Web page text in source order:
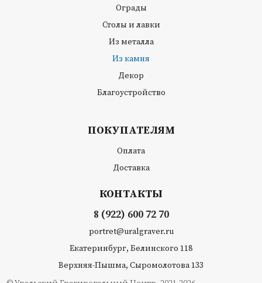
Ограды
Столы и лавки
Из металла
Из камня
Декор
Благоустройство
ПОКУПАТЕЛЯМ
Оплата
Доставка
КОНТАКТЫ
8 (922) 600 72 70
portret@uralgraver.ru
Екатеринбург, Белинского 118
Верхняя-Пышма, Сыромолотова 133